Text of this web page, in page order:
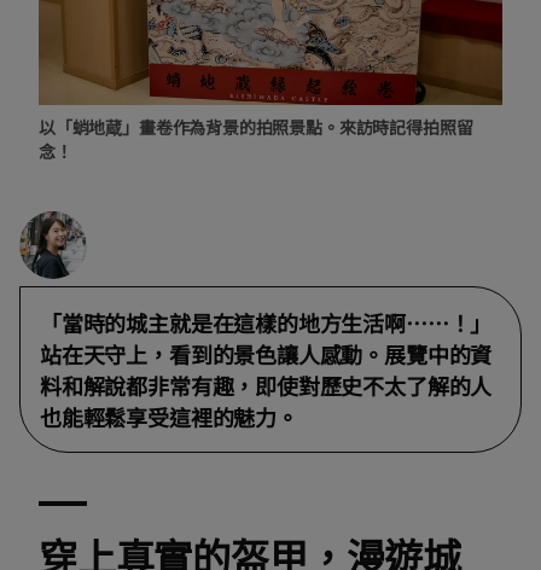
以「蛸地蔵」畫卷作為背景的拍照景點。來訪時記得拍照留
念！
「當時的城主就是在這樣的地方生活啊……！」
站在天守上，看到的景色讓人感動。展覽中的資
料和解說都非常有趣，即使對歷史不太了解的人
也能輕鬆享受這裡的魅力。
穿上真實的盔甲，漫遊城